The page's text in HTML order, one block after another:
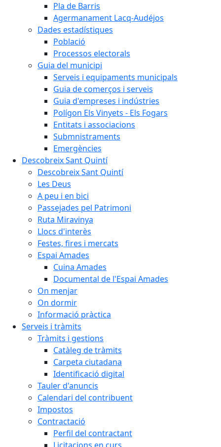
Pla de Barris
Agermanament Lacq-Audéjos
Dades estadístiques
Població
Processos electorals
Guia del municipi
Serveis i equipaments municipals
Guia de comerços i serveis
Guia d'empreses i indústries
Polígon Els Vinyets - Els Fogars
Entitats i associacions
Submnistraments
Emergències
Descobreix Sant Quintí
Descobreix Sant Quintí
Les Deus
A peu i en bici
Passejades pel Patrimoni
Ruta Miravinya
Llocs d'interès
Festes, fires i mercats
Espai Amades
Cuina Amades
Documental de l'Espai Amades
On menjar
On dormir
Informació pràctica
Serveis i tràmits
Tràmits i gestions
Catàleg de tràmits
Carpeta ciutadana
Identificació digital
Tauler d'anuncis
Calendari del contribuent
Impostos
Contractació
Perfil del contractant